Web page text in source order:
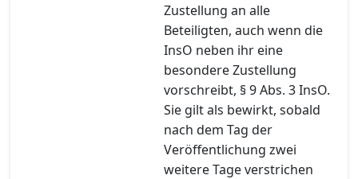
Zustellung an alle
Beteiligten, auch wenn die
InsO neben ihr eine
besondere Zustellung
vorschreibt, § 9 Abs. 3 InsO.
Sie gilt als bewirkt, sobald
nach dem Tag der
Veröffentlichung zwei
weitere Tage verstrichen